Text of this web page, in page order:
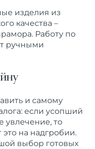
изделия из
качества –
. Работу по
ручными
и самому
: если усопший
увлечение, то
это на надгробии.
выбор готовых